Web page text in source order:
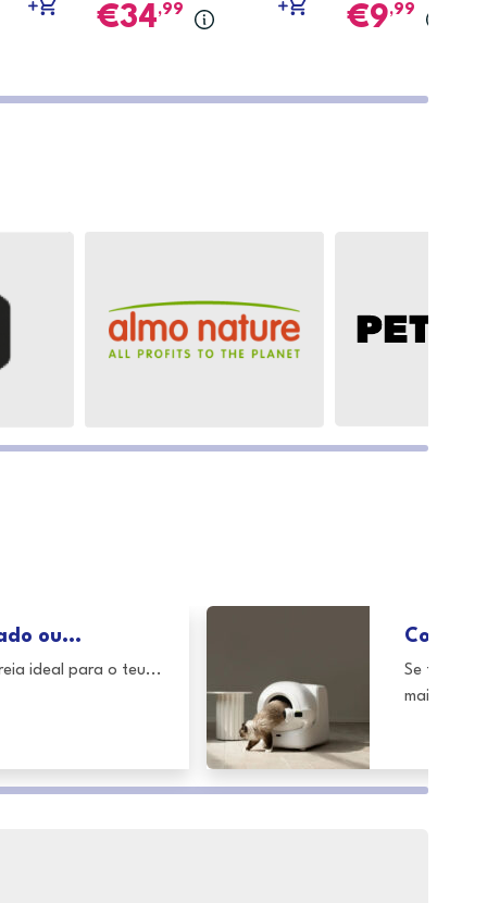
34,99 9,99
ou...
ideal para o teu...
Como
Se tens
mais...